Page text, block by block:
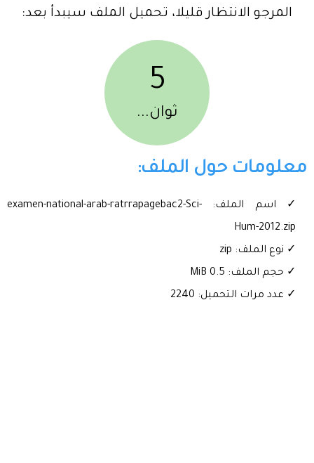
المرجو الانتظار قليلا، تحميل الملف سيبدأ بعد:
5
ثوان...
معلومات حول الملف:
✓ اسم الملف: examen-national-arab-ratrrapagebac2-Sci-
Hum-2012.zip
✓ نوع الملف: zip
✓ حجم الملف: 0.5 MiB
✓ عدد مرات التحميل: 2240